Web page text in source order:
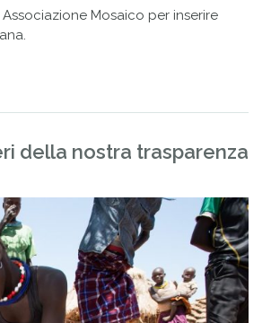
Mosaico per inserire
della nostra trasparenza